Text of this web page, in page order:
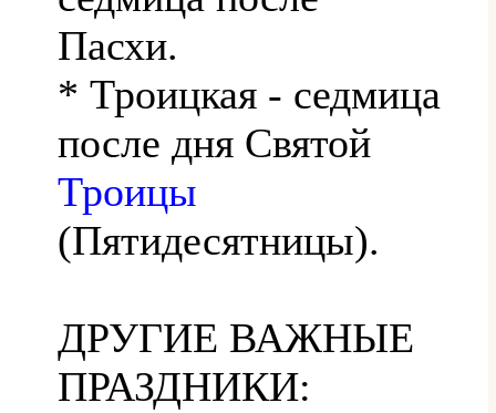
Пасхи.
* Троицкая - седмица
после дня Святой
Троицы
(Пятидесятницы).
ДРУГИЕ ВАЖНЫЕ
ПРАЗДНИКИ: